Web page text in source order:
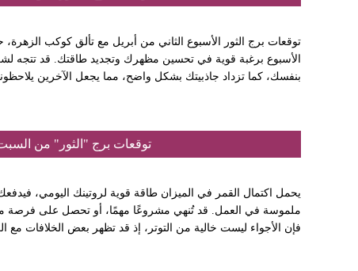
توقعات برج الثور الأسبوع الثاني من أبريل مع تألق كوكب
الأسبوع برغبة قوية في تحسين مظهرك وتجديد طاقتك. قد تتجه
بنفسك، كما تزداد جاذبيتك بشكل واضح، مما يجعل الآخرين
توقعات برج "الثور" من السبت 04 نيسان إلى السبت 11 نيسان
يحمل اكتمال القمر في الميزان طاقة قوية لروتينك اليومي،
ملموسة في العمل. قد تُنهي مشروعًا مهمًا، أو تحصل على فرصة
فإن الأجواء ليست خالية من التوتر، إذ قد تظهر بعض الخلافات مع